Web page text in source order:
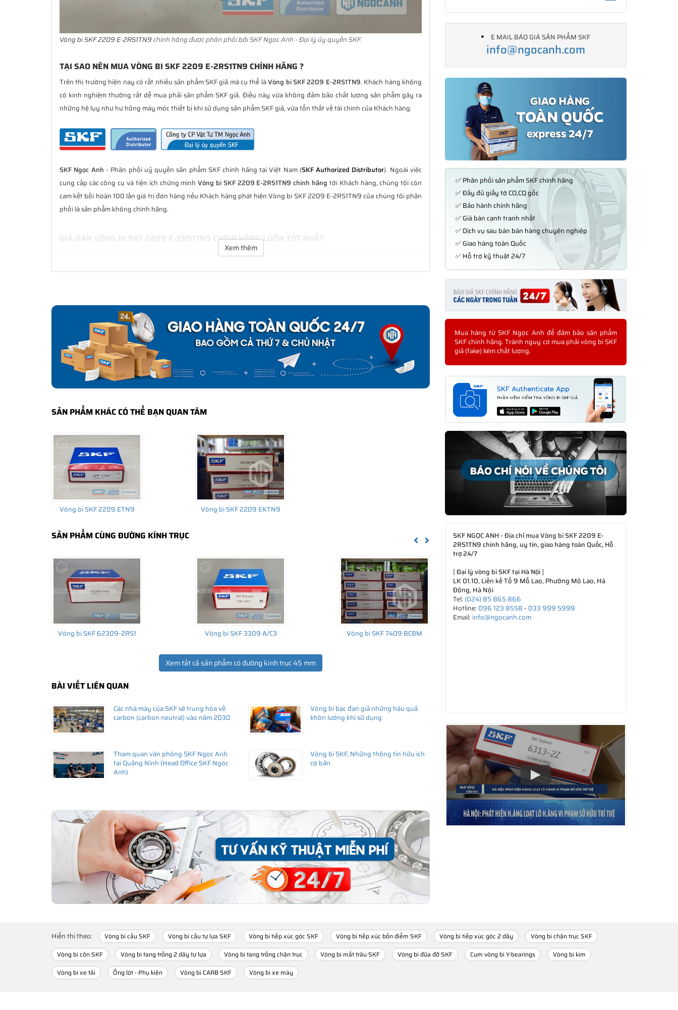
Vòng bi SKF 2209 E-2RS1TN9chính hãng được phân phối bởi SKF Ngọc Anh - Đại lý ủy quyền SKF.
TẠI SAO NÊN MUA VÒNG BI SKF 2209 E-2RS1TN9 CHÍNH HÃNG ?
Trên thị trường hiện nay có rất nhiều sản phẩm SKF giả mà cụ thể làVòng bi SKF 2209 E-2RS1TN9. Khách hàng không
có kinh nghiệm thường rất dễ mua phải sản phẩm SKF giả. Điều này vừa không đảm bảo chất lượng sản phẩm gây ra
những hệ lụy như hư hỏng máy móc thiết bị khi sử dụng sản phẩm SKF giả, vừa tổn thất về tài chính của Khách hàng.
SKF Ngọc Anh - Phân phối uỷ quyền sản phẩm SKF chính hãng tại Việt Nam (SKF Authorized Distributor). Ngoài việc
cung cấp các công cụ và tiện ích chứng minhVòng bi SKF 2209 E-2RS1TN9 chính hãng tới Khách hàng, chúng tôi còn
cam kết bồi hoàn 100 lần giá trị đơn hàng nếu Khách hàng phát hiện Vòng bi SKF 2209 E-2RS1TN9 của chúng tôi phân
phối là sản phẩm không chính hãng.
GIÁ BÁN VÒNG BI SKF 2209 E-2RS1TN9 CHÍNH HÃNG LUÔN TỐT NHẤT
giá bán Vòng bi SKF 2209 E-2RS1TN9 luôn là tốt nhất với nhiều ưu đãi kèm theo và các dịch vụ hẫu
CHẾ ĐỘ BẢO HÀNH VÒNG BI SKF 2209 E-2RS1TN9 CHÍNH HÃNG
Tất cả các sản phẩm SKF chính hãng doSKF Ngọc Anhphân phối đều được bảo hành chính hãng theo đúng tiêu chuẩn
bảo hành của nhà sản xuất.
CÁCH NHẬN BIẾT VÀ PHÂN BIỆT VÒNG BI SKF 2209 E-2RS1TN9 CHÍNH HÃNG
Mua hàng tại các đại lý ủy quyền của SKF để yên tâm về nguồn gốc của sản phẩm. Ngoài ra bạn cũng có thể tự kiểm tra
✅ Những cách phân biệt vòng bi SKF giả bằng mắt thường
✅Cảnh báo của chuyên gia SKF về vòng bi SKF giả
•Vòng bi SKF chính hãng, Những lưu ý cơ bản trước khi mua hàng
•Xuất xứ vòng bi SKF chính hãng ở đâu?
•
Xem thêm
SẢN PHẨM KHÁC CÓ THỂ BẠN QUAN TÂM
Vòng bi SKF 2209 ETN9 Vòng bi SKF 2209 EKTN9
SẢN PHẨM CÙNG ĐƯỜNG KÍNH TRỤC Previous
Vòng bi SKF 62309-2RS1 Vòng bi SKF 3309 A/C3 Vòng bi SKF 7409 BCBM
Xem tất cả sản phẩm có đường kính trục 45 mm
BÀI VIẾT LIÊN QUAN
Các nhà máy của SKF sẽ trung hòa về
carbon (carbon neutral) vào năm 2030
Vòng bi bạc đạn giả những hậu quả
khôn lường khi sử dụng
Tham quan văn phòng SKF Ngọc Anh
tại Quảng Ninh (Head Office SKF Ngoc
Anh)
Vòng bi SKF, Những thông tin hữu ích
cơ bản
E MAIL BÁO GIÁ SẢN PHẨM SKF
info@ngocanh.com
✅ Phân phối sản phẩm SKF chính hãng
✅ Đầy đủ giấy tờ CO,CQ gốc
✅ Bảo hành chính hãng
✅ Giá bán cạnh tranh nhất
✅ Dịch vụ sau bán bán hàng chuyên nghiệp
✅ Giao hàng toàn Quốc
✅ Hỗ trợ kỹ thuật 24/7
Mua hàng từ SKF Ngọc Anh để đảm bảo sản phẩm
SKF chính hãng. Tránh nguy cơ mua phải vòng bi SKF
giả (fake) kém chất lượng.
SKF NGỌC ANH - Địa chỉ mua Vòng bi SKF 2209 E-
2RS1TN9 chính hãng, uy tín, giao hàng toàn Quốc, Hỗ
trợ 24/7
[Đại lý vòng bi SKF tại Hà Nội]
LK 01.10, Liền kề Tổ 9 Mỗ Lao, Phường Mộ Lao, Hà
Đông, Hà Nội
Tel: (024) 85 865 866
Hotline: 096 123 8558- 033 999 5999
Email: info@ngocanh.com
Hiển thị theo: Vòng bi cầu SKF Vòng bi cầu tự lựa SKF Vòng bi tiếp xúc góc SKF Vòng bi tiếp xúc bốn điểm SKF Vòng bi tiếp xúc góc 2 dãy
Vòng bi chặn trục SKF
Vòng bi côn SKF
Vòng bi tang trống 2 dãy tự lựa Vòng bi tang trống chặn trục Vòng bi mắt trâu SKF Vòng bi đũa đỡ SKF Cụm vòng bi Y-bearings
Vòng bi kim
Vòng bi xe tải
Ống lót - Phụ kiện Vòng bi CARB SKF Vòng bi xe máy